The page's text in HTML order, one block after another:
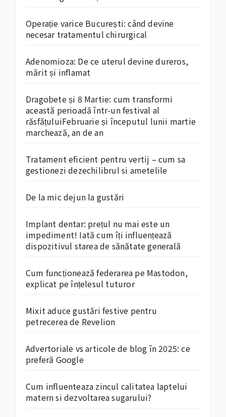
Operație varice București: când devine
necesar tratamentul chirurgical
Adenomioza: De ce uterul devine dureros,
mărit și inflamat
Dragobete și 8 Martie: cum transformi
această perioadă într-un festival al
răsfățuluiFebruarie și începutul lunii martie
marchează, an de an
Tratament eficient pentru vertij – cum sa
gestionezi dezechilibrul si ametelile
De la mic dejun la gustări
Implant dentar: prețul nu mai este un
impediment! Iată cum îți influențează
dispozitivul starea de sănătate generală
Cum funcționează federarea pe Mastodon,
explicat pe înțelesul tuturor
Mixit aduce gustări festive pentru
petrecerea de Revelion
Advertoriale vs articole de blog în 2025: ce
preferă Google
Cum influenteaza zincul calitatea laptelui
matern si dezvoltarea sugarului?